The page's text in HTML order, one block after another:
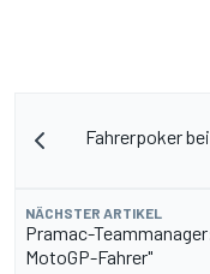
Fahrerpoker
NÄCHSTER ARTIKEL
Pramac-
MotoGP-Fahrer"